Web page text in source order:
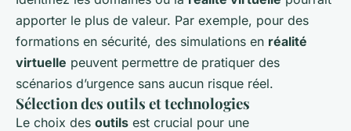
apporter le plus de valeur. Par exemple, pour des
formations en sécurité, des simulations en réalité
virtuelle peuvent permettre de pratiquer des
scénarios d’urgence sans aucun risque réel.
Sélection des outils et technologies
Le choix des outils est crucial pour une